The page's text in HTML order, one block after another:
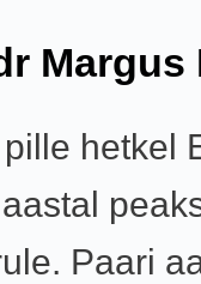
Margus
hetkel
Paari